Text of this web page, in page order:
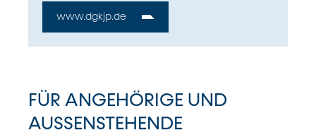
www.dgkjp.de
FÜR ANGEHÖRIGE UND
AUSSENSTEHENDE